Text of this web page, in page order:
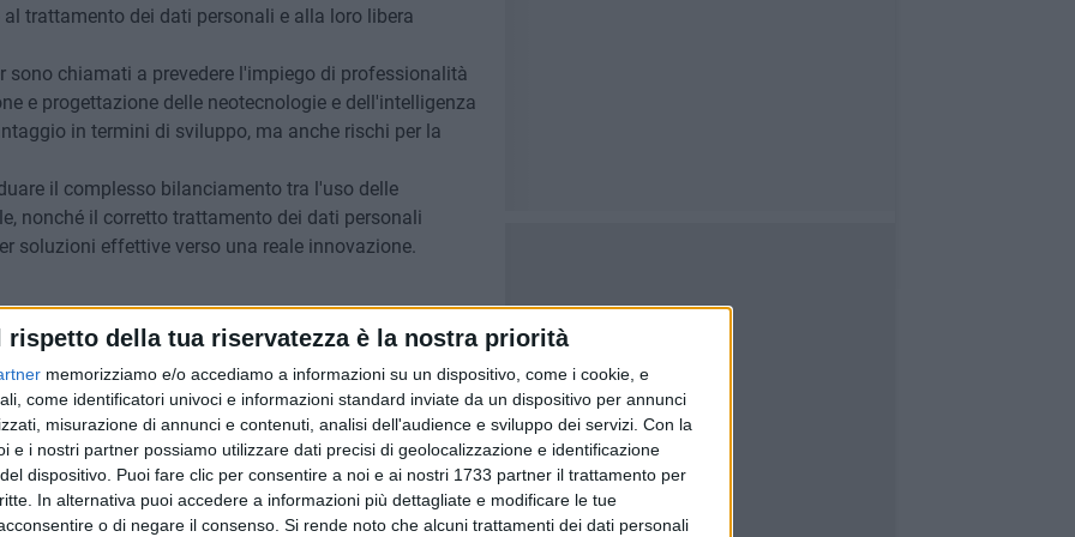
rispetto della tua riservatezza è la nostra priorità
memorizziamo e/o accediamo a informazioni su un dispositivo, come i cookie, e
come identificatori univoci e informazioni standard inviate da un dispositivo per annunci
misurazione di annunci e contenuti, analisi dell'audience e sviluppo dei servizi. Con la
e i nostri partner possiamo utilizzare dati precisi di geolocalizzazione e identificazione
dispositivo. Puoi fare clic per consentire a noi e ai nostri 1733 partner il trattamento per
In alternativa puoi accedere a informazioni più dettagliate e modificare le tue
o di negare il consenso. Si rende noto che alcuni trattamenti dei dati personali
trattamento dei dati personali e alla loro libera
sono chiamati a prevedere l'impiego di professionalità
e progettazione delle neotecnologie e dell'intelligenza
in termini di sviluppo, ma anche rischi per la
il complesso bilanciamento tra l'uso delle
nonché il corretto trattamento dei dati personali
soluzioni effettive verso una reale innovazione.
facente funzioni ASL Bari
Dipartimento Salute Regione Puglia
Scuola di Medicina dell'Università degli Studi di Bari
Ordine degli Avvocati di Bari
informatica e diritto di accesso- Avv.
Officer (DPO) ASL Bari